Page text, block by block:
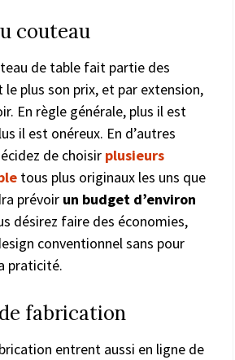
couteau
de table fait partie des
plus son prix, et par extension,
En règle générale, plus il est
il est onéreux. En d’autres
de choisir plusieurs
tous plus originaux les uns que
prévoir un budget d’environ
désirez faire des économies,
conventionnel sans pour
praticité.
fabrication
entrent aussi en ligne de